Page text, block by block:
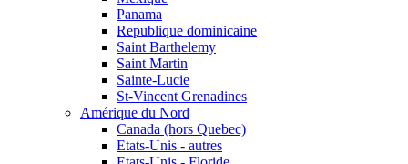
Panama
Republique dominicaine
Saint Barthelemy
Saint Martin
Sainte-Lucie
St-Vincent Grenadines
Amérique du Nord
Canada (hors Quebec)
Etats-Unis - autres